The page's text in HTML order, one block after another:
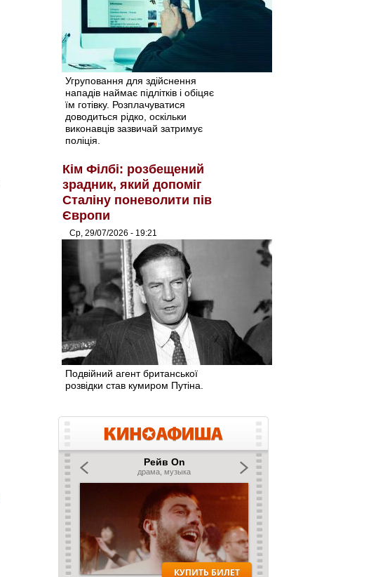
Угруповання для здійснення
нападів наймає підлітків і обіцяє
їм готівку. Розплачуватися
доводиться рідко, оскільки
виконавців зазвичай затримує
поліція.
Кім Філбі: розбещений
зрадник, який допоміг
Сталіну поневолити пів
Європи
Ср, 29/07/2026 - 19:21
Подвійний агент британської
розвідки став кумиром Путіна.